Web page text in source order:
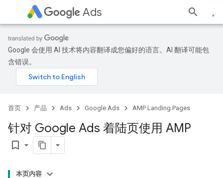
Ads
Google 会使用 AI 技术将内容翻译成您偏好的语言。AI 翻译可能包
含错误。
首页 产品 Ads Google Ads AMP Landing Pages
针对 Google Ads 着陆页使用 AMP
bookmark_border
本页内容